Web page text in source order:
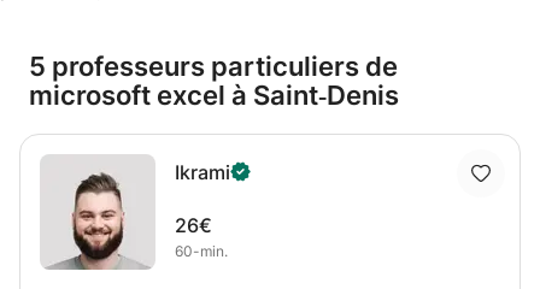
5 professeurs particuliers de
microsoft excel à Saint‑Denis
Ikrami
26€
60-min.